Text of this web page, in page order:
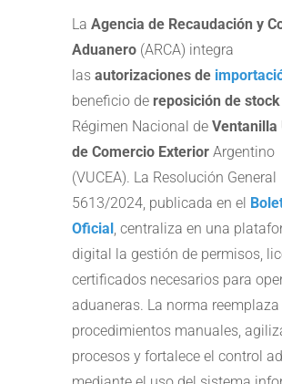
La Agencia de Recaudación y
Aduanero (ARCA) integra
las autorizaciones de
beneficio de reposición de stock
Régimen Nacional de Ventanilla
de Comercio Exterior Argentino
(VUCEA). La Resolución General
5613/2024, publicada en el
Oficial , centraliza en una
digital la gestión de permisos,
certificados necesarios para
aduaneras. La norma reemplaza
procedimientos manuales,
procesos y fortalece el control